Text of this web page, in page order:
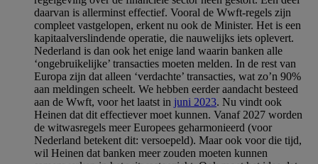
daarvan is allerminst effectief. Vooral de Wwft-regels zijn
compleet vastgelopen, erkent nu ook de Minister. Het is een
kapitaalverslindende operatie, die nauwelijks iets oplevert.
Nederland is dan ook het enige land waarin banken alle
‘ongebruikelijke’ transacties moeten melden. In de rest van
Europa zijn dat alleen ‘verdachte’ transacties, wat zo’n 90%
aan meldingen scheelt. We hebben eerder aandacht besteed
aan de Wwft, voor het laatst in juni 2023. Nu vindt ook
Heinen dat dit effectiever moet kunnen. Vanaf 2027 worden
de witwasregels meer Europees geharmonieerd (voor
Nederland betekent dit: versoepeld). Maar ook voor die tijd,
wil Heinen dat banken meer zouden moeten kunnen